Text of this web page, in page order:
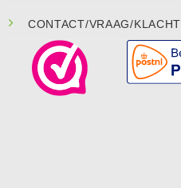
CONTACT/VRAAG/KLACHT